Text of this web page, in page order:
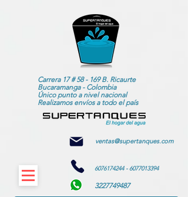
Carrera 17 # 58 - 169 B. Ricaurte
Bucaramanga - Colombia
Único punto a nivel nacional
Realizamos envíos a todo el país
ventas@supertanques.com
6076174244-6077013394
3227749487